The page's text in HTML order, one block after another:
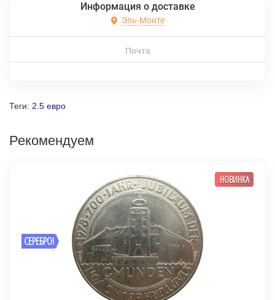
Информация о доставке
Эль-Монте
Почта
Теги: 2.5 евро
Рекомендуем
СЕРЕБРО!
НОВИНКА